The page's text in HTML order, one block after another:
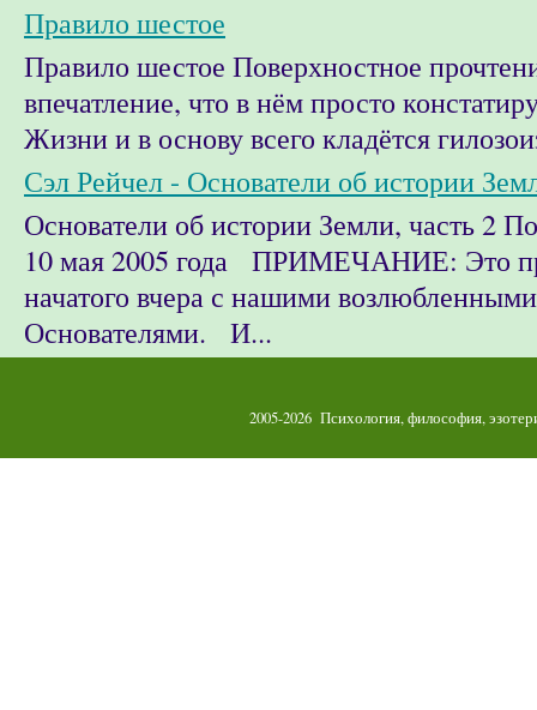
Правило шестое
Правило шестое Поверхностное
впечатление, что в нём просто
Жизни и в основу всего кладётся
Сэл Рейчел - Основатели об истории
Основатели об истории Земли, часть 2
10 мая 2005 года ПРИМЕЧАНИЕ: Это
начатого вчера с нашими
Основателями. И...
2005-2026 Психология, философия,